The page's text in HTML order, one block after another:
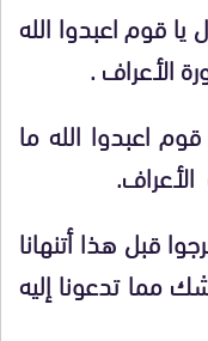
يا قوم اعبدوا الله
اعبدوا الله ما
قبل هذا أتنهانا
مما تدعونا إليه